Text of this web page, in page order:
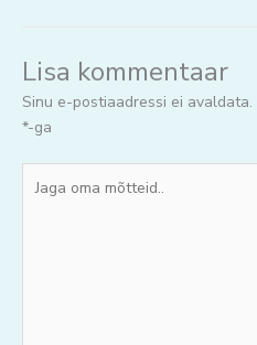
Lisa kommentaar
Sinu e-postiaadressi ei avaldata.
*-ga
oma